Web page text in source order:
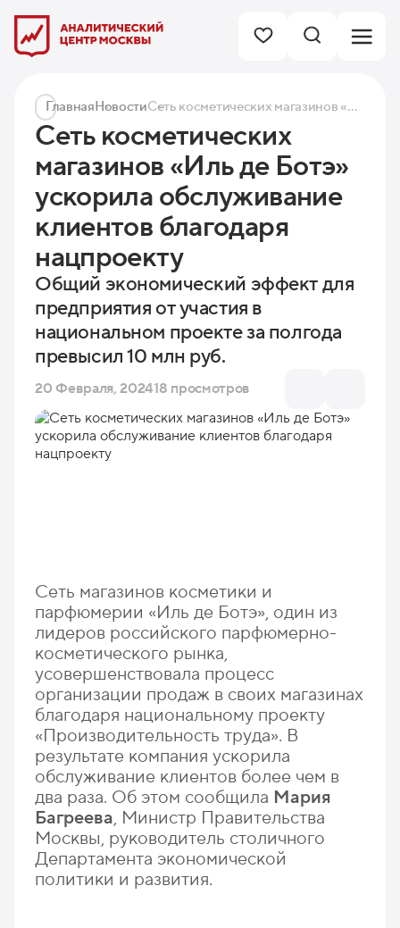
ГлавнаяНовости Сеть косметических магазинов «Иль де Ботэ» ускорила обслуживание клиентов благодаря нацпроекту
Сеть косметических
магазинов «Иль де Ботэ»
ускорила обслуживание
клиентов благодаря
нацпроекту
Общий экономический эффект для
предприятия от участия в
национальном проекте за полгода
превысил 10 млн руб.
20 Февраля, 202418 просмотров
Сеть магазинов косметики и
парфюмерии «Иль де Ботэ», один из
лидеров российского парфюмерно-
косметического рынка,
усовершенствовала процесс
организации продаж в своих магазинах
благодаря национальному проекту
«Производительность труда». В
результате компания ускорила
обслуживание клиентов более чем в
два раза. Об этом сообщила Мария
Багреева, Министр Правительства
Москвы, руководитель столичного
Департамента экономической
политики и развития.